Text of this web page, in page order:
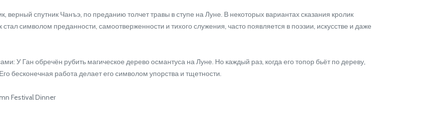
спутник Чанъэ, по преданию толчет травы в ступе на Луне. В некоторых вариантах сказания кролик
символом преданности, самоотверженности и тихого служения, часто появляется в поэзии, искусстве и даже
У Ган обречён рубить магическое дерево османтуса на Луне. Но каждый раз, когда его топор бьёт по дереву,
бесконечная работа делает его символом упорства и тщетности.
Festival Dinner